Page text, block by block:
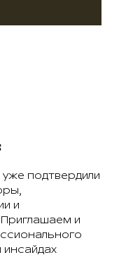
подтвердили
и
и